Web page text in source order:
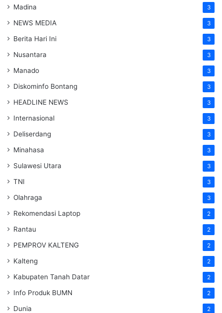
Madina 3
NEWS MEDIA 3
Berita Hari Ini 3
Nusantara 3
Manado 3
Diskominfo Bontang 3
HEADLINE NEWS 3
Internasional 3
Deliserdang 3
Minahasa 3
Sulawesi Utara 3
TNI 3
Olahraga 3
Rekomendasi Laptop 2
Rantau 2
PEMPROV KALTENG 2
Kalteng 2
Kabupaten Tanah Datar 2
Info Produk BUMN 2
Dunia 2